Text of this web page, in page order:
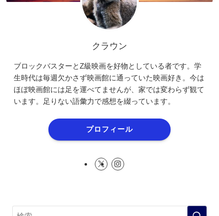
クラウン
ブロックバスターとZ級映画を好物としている者です。学
生時代は毎週欠かさず映画館に通っていた映画好き。今は
ほぼ映画館には足を運べてませんが、家では変わらず観て
います。足りない語彙力で感想を綴っています。
プロフィール